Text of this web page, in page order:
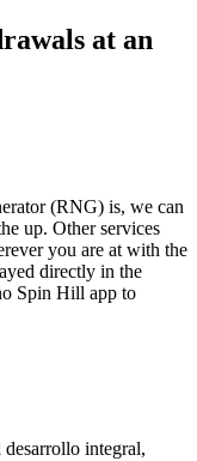
at an
(RNG) is, we can
up. Other services
you are at with the
directly in the
Spin Hill app to
integral,